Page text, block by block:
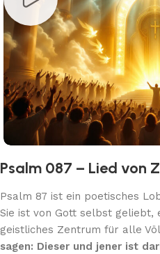
Psalm 087 – Lied von
Psalm 87 ist ein poetisches
Sie ist von Gott selbst geliebt,
geistliches Zentrum für alle
sagen: Dieser und jener ist